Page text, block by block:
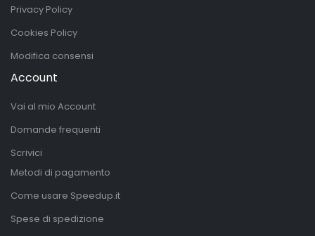
Privacy Policy
Cookies Policy
Modifica consensi
Account
Vai al mio Account
Domande frequenti
Scrivici
Metodi di pagamento
Come usare Speedup.it
Spese di spedizione